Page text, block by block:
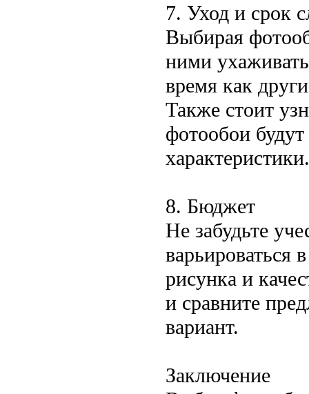
7. Уход и срок
Выбирая
ними
время как
Также стоит
фотообои
характеристики.
8. Бюджет
Не забудьте
варьироваться
рисунка и
и сравните
вариант.
Заключение